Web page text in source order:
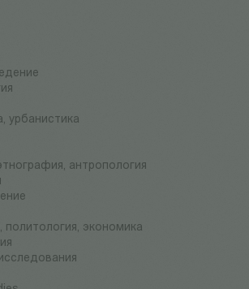
урбанистика
антропология
политология, экономика